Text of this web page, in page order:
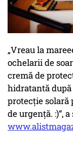
„Vreau la
ochelarii de
cremă de
hidratantă după
protecție solară
de urgență. :)“,